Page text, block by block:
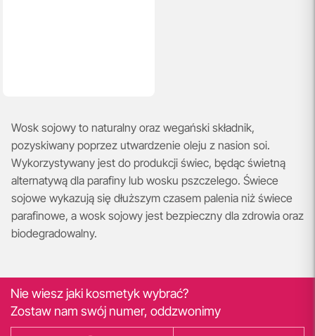
Wosk sojowy to naturalny oraz wegański składnik,
pozyskiwany poprzez utwardzenie oleju z nasion soi.
Wykorzystywany jest do produkcji świec, będąc świetną
alternatywą dla parafiny lub wosku pszczelego. Świece
sojowe wykazują się dłuższym czasem palenia niż świece
parafinowe, a wosk sojowy jest bezpieczny dla zdrowia oraz
biodegradowalny.
Nie wiesz jaki kosmetyk wybrać?
Zostaw nam swój numer, oddzwonimy